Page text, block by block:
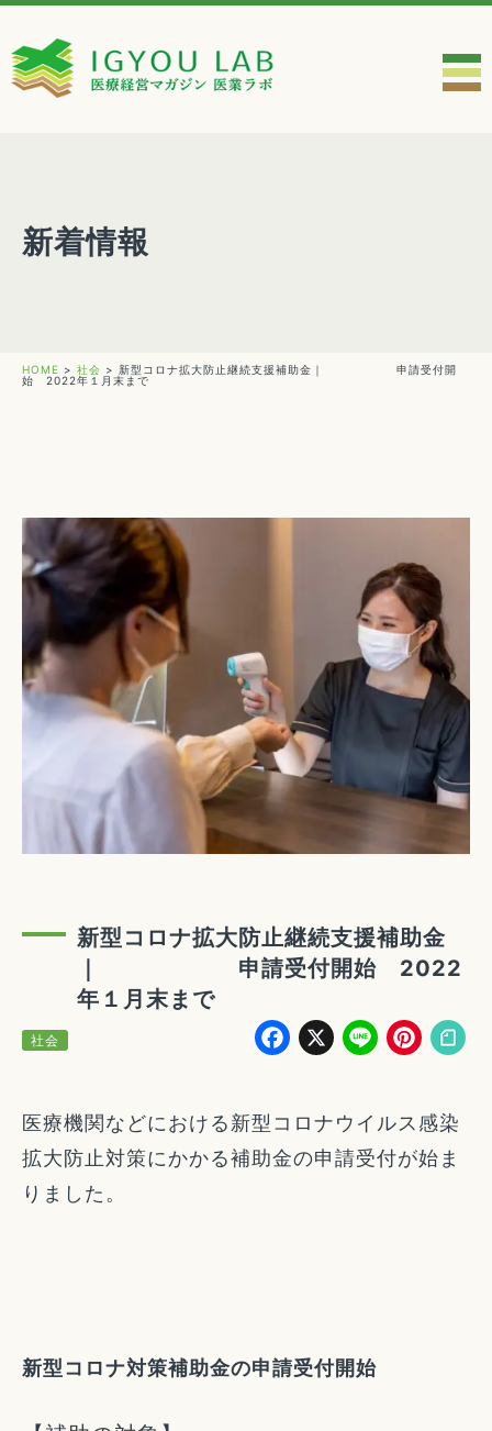
新着情報
HOME > 社会 > 新型コロナ拡大防止継続支援補助金｜ 申請受付開
始 2022年１月末まで
新型コロナ拡大防止継続支援補助金
｜ 申請受付開始 2022
年１月末まで
社会 Facebook
X Line
医療機関などにおける新型コロナウイルス感染
拡大防止対策にかかる補助金の申請受付が始ま
りました。
新型コロナ対策補助金の申請受付開始